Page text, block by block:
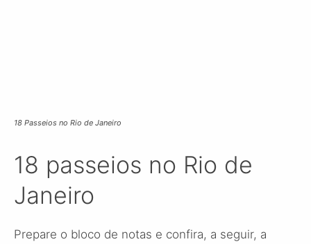
18 Passeios no Rio de Janeiro
18 passeios no Rio de
Janeiro
Prepare o bloco de notas e confira, a seguir, a